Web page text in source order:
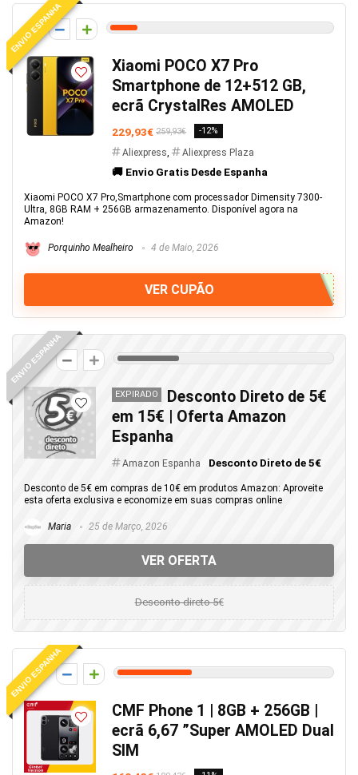
ENVIO ESPANHA
6
Xiaomi POCO X7 Pro
Smartphone de 12+512 GB,
ecrã CrystalRes AMOLED
229,93€ 259,93€ -12%
Aliexpress, Aliexpress Plaza
🚚 Envio Gratis Desde Espanha
Xiaomi POCO X7 Pro,Smartphone com processador Dimensity 7300-
Ultra, 8GB RAM + 256GB armazenamento. Disponível agora na
Amazon!
Porquinho Mealheiro 4 de Maio, 2026
VER CUPÃO
ENVIO ESPANHA
14
EXPIRADO
Desconto Direto de 5€
em 15€ | Oferta Amazon
Espanha
Amazon Espanha Desconto Direto de 5€
Desconto de 5€ em compras de 10€ em produtos Amazon: Aproveite
esta oferta exclusiva e economize em suas compras online
Maria 25 de Março, 2026
VER OFERTA
Desconto direto 5€
ENVIO ESPANHA
17
CMF Phone 1 | 8GB + 256GB |
ecrã 6,67 ”Super AMOLED Dual
SIM